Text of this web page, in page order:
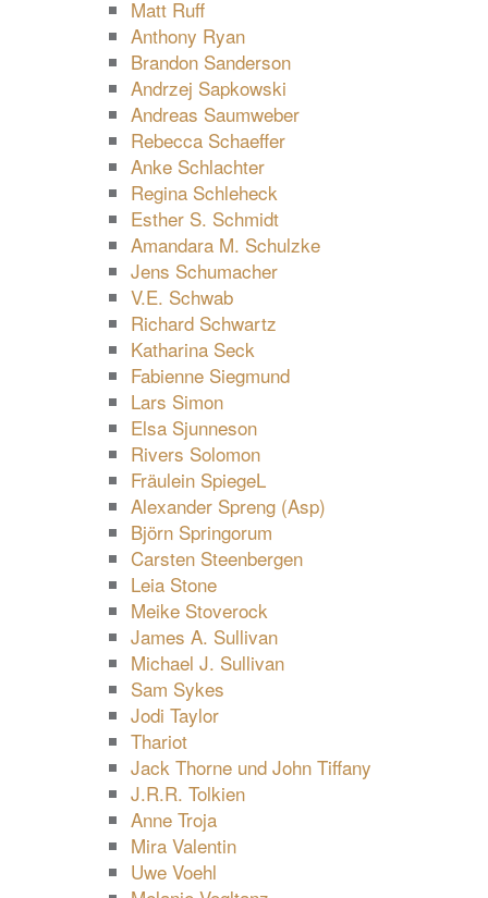
Matt Ruff
Anthony Ryan
Brandon Sanderson
Andrzej Sapkowski
Andreas Saumweber
Rebecca Schaeffer
Anke Schlachter
Regina Schleheck
Esther S. Schmidt
Amandara M. Schulzke
Jens Schumacher
V.E. Schwab
Richard Schwartz
Katharina Seck
Fabienne Siegmund
Lars Simon
Elsa Sjunneson
Rivers Solomon
Fräulein SpiegeL
Alexander Spreng (Asp)
Björn Springorum
Carsten Steenbergen
Leia Stone
Meike Stoverock
James A. Sullivan
Michael J. Sullivan
Sam Sykes
Jodi Taylor
Thariot
Jack Thorne und John Tiffany
J.R.R. Tolkien
Anne Troja
Mira Valentin
Uwe Voehl